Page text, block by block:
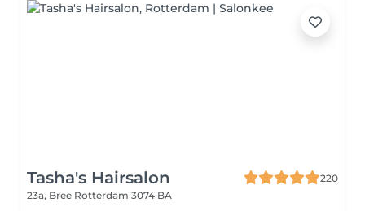
Tasha's Hairsalon
220
23a, Bree Rotterdam 3074 BA